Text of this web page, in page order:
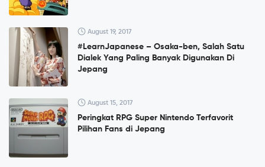
August 19, 2017
#LearnJapanese – Osaka-ben, Salah Satu
Dialek Yang Paling Banyak Digunakan Di
Jepang
August 15, 2017
Peringkat RPG Super Nintendo Terfavorit
Pilihan Fans di Jepang